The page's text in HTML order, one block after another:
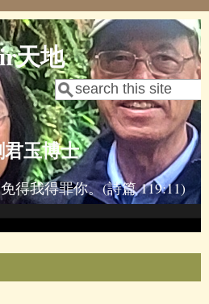
天地
Search form
Search
玉博士
得我得罪你。(詩篇 119:11)